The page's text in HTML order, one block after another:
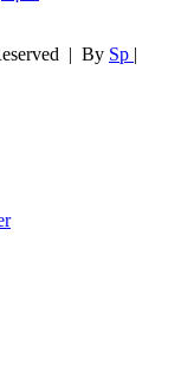
| By Sp |